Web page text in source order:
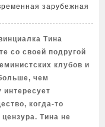
зарубежная
Тина
со своей подругой
клубов и
чем
когда-то
Тина не